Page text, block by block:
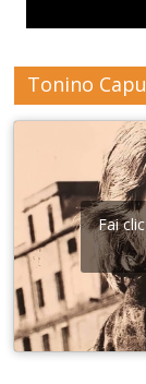
Tonino
Fai